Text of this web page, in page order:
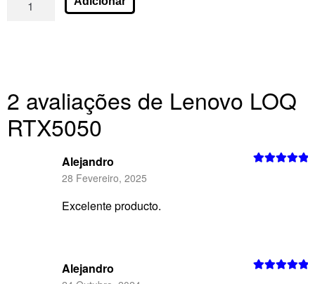
2 avaliações de Lenovo LOQ
RTX5050
Alejandro
28 Fevereiro, 2025
Excelente producto.
Alejandro